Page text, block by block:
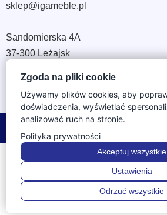
sklep@igameble.pl
Sandomierska 4A
37-300 Leżajsk
REGON: 180933172
Zgoda na pliki cookie
Używamy plików cookies, aby
doświadczenia, wyświetlać
analizować ruch na stronie.
Polityka prywatności
Ustawienia
Odrzuć wszystkie
Akceptuj wszystkie